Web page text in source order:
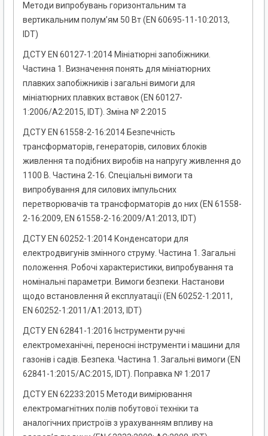
Методи випробувань горизонтальним та
вертикальним полум’ям 50 Вт (EN 60695-11-10:2013,
IDT)
ДСТУ EN 60127-1:2014 Мініатюрні запобіжники.
Частина 1. Визначення понять для мініатюрних
плавких запобіжників і загальні вимоги для
мініатюрних плавких вставок (EN 60127-
1:2006/A2:2015, IDT). Зміна № 2:2015
ДСТУ EN 61558-2-16:2014 Безпечність
трансформаторів, генераторів, силових блоків
живлення та подібних виробів на напругу живлення до
1100 В. Частина 2-16. Спеціальні вимоги та
випробування для силових імпульсних
перетворювачів та трансформаторів до них (EN 61558-
2-16:2009, EN 61558-2-16:2009/A1:2013, IDT)
ДСТУ EN 60252-1:2014 Конденсатори для
електродвигунів змінного струму. Частина 1. Загальні
положення. Робочі характеристики, випробування та
номінальні параметри. Вимоги безпеки. Настанови
щодо встановлення й експлуатації (EN 60252-1:2011,
EN 60252-1:2011/A1:2013, IDT)
ДСТУ EN 62841-1:2016 Інструменти ручні
електромеханічні, переносні інструменти і машини для
газонів і садів. Безпека. Частина 1. Загальні вимоги (EN
62841-1:2015/AC:2015, IDT). Поправка № 1:2017
ДCТУ EN 62233:2015 Методи вимірювання
електромагнітних полів побутової техніки та
аналогічних пристроїв з урахуванням впливу на